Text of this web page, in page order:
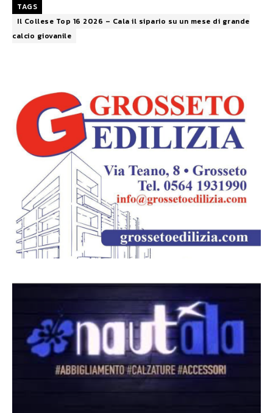
TAGS
Il Collese Top 16 2026 – Cala il sipario su un mese di grande
calcio giovanile